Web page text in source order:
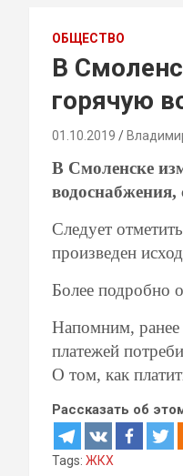
ОБЩЕСТВО
В
горячую
01.10.2019
В Смоленске
Следует
произведен
Более подробно
Напомним, ранее
платежей
О том, как
Рассказать об
Tags: ЖКХ